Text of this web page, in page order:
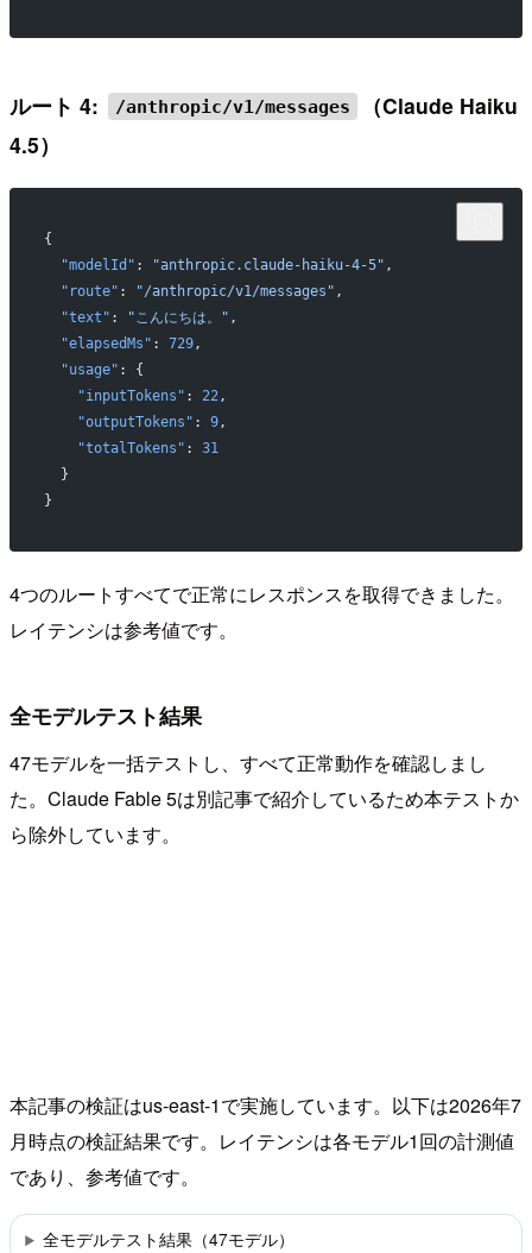
ルート 4: /anthropic/v1/messages
（Claude Haiku
4.5）
{
  "modelId"
: "anthropic.claude-haiku-4-5" ,
  "route"
: "/anthropic/v1/messages" ,
  "text"
: "こんにちは。" ,
  "elapsedMs"
: 729,
  "usage"
: {
    "inputTokens"
: 22,
    "outputTokens"
: 9,
    "totalTokens"
: 31
  }
}
4つのルートすべてで正常にレスポンスを取得できました。
レイテンシは参考値です。
全モデルテスト結果
47モデルを一括テストし、すべて正常動作を確認しまし
た。Claude Fable 5は別記事で紹介しているため本テストか
ら除外しています。
本記事の検証はus-east-1で実施しています。以下は2026年7
月時点の検証結果です。レイテンシは各モデル1回の計測値
であり、参考値です。
全モデルテスト結果（47モデル）